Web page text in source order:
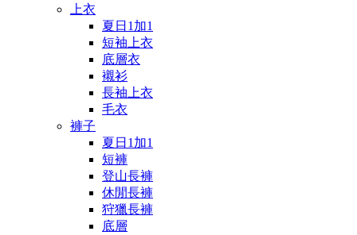
上衣
夏日1加1
短袖上衣
底層衣
襯衫
長袖上衣
毛衣
褲子
夏日1加1
短褲
登山長褲
休閒長褲
狩獵長褲
底層